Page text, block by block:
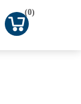
(0)